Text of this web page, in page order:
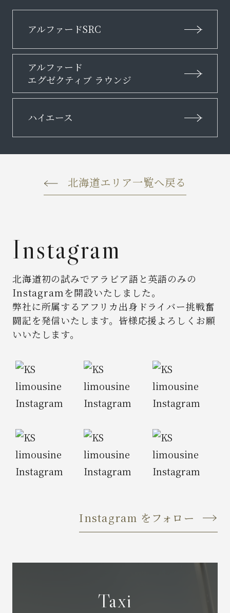
アルファードSRC
アルファード
エグゼクティブ ラウンジ
ハイエース
北海道エリア一覧へ戻る
Instagram
北海道初の試みでアラビア語と英語のみの
Instagramを開設いたしました。
弊社に所属するアフリカ出身ドライバー挑戦奮
闘記を発信いたします。 皆様応援よろしくお願
いいたします。
Instagram をフォロー
Taxi